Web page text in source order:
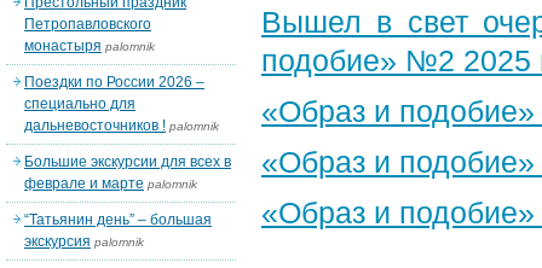
Вышел в свет
подобие» №2 2025
«Образ и
«Образ и
«Образ и
Петропавловского
монастыря palomnik
Поездки по России 2026 –
специально для
дальневосточников ! palomnik
Большие экскурсии для всех в
феврале и марте palomnik
“Татьянин день” – большая
экскурсия palomnik